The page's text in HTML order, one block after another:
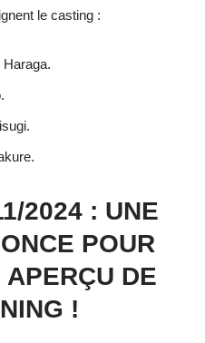
le casting :
2024 : UNE
POUR
APERÇU DE
!